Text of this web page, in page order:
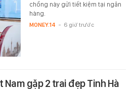
chồng này gửi tiết kiệm tại ngân
hàng.
MONEY.14 - 6 giờ trước
Nam gặp 2 trai đẹp Tinh Hà